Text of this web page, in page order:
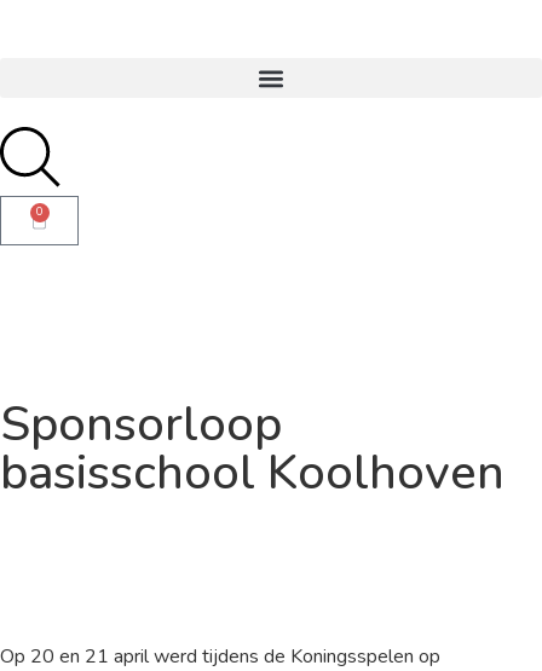
0
Sponsorloop
basisschool Koolhoven
Op 20 en 21 april werd tijdens de Koningsspelen op